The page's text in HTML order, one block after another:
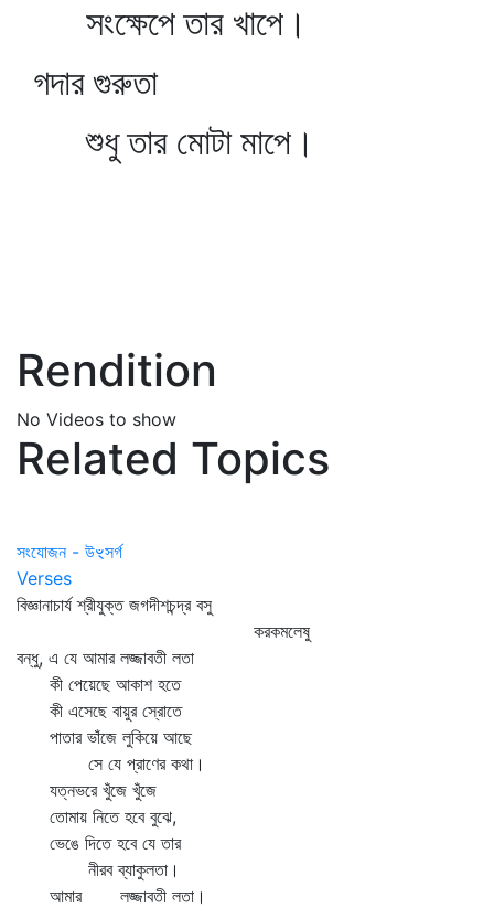
সংক্ষেপে তার খাপে।
গদার গুরুতা
শুধু তার মোটা মাপে।
Rendition
No Videos to show
Related Topics
সংযোজন - উৼসর্গ
Verses
বিজ্ঞানাচার্য শ্রীযুক্ত জগদীশচন্দ্র বসু
করকমলেষু
বন্ধু, এ যে আমার লজ্জাবতী লতা
কী পেয়েছে আকাশ হতে
কী এসেছে বায়ুর স্রোতে
পাতার ভাঁজে লুকিয়ে আছে
সে যে প্রাণের কথা।
যত্নভরে খুঁজে খুঁজে
তোমায় নিতে হবে বুঝে,
ভেঙে দিতে হবে যে তার
নীরব ব্যাকুলতা।
আমার লজ্জাবতী লতা।